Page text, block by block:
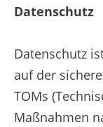
Datenschutz
Datenschutz
auf der
TOMs
Maßnahmen